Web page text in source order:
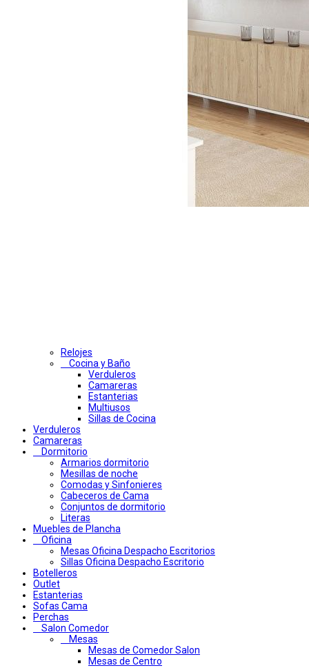
Relojes
Cocina y Baño
Verduleros
Camareras
Estanterias
Multiusos
Sillas de Cocina
Verduleros
Camareras
Dormitorio
Armarios dormitorio
Mesillas de noche
Comodas y Sinfonieres
Cabeceros de Cama
Conjuntos de dormitorio
Literas
Muebles de Plancha
Oficina
Mesas Oficina Despacho Escritorios
Sillas Oficina Despacho Escritorio
Botelleros
Outlet
Estanterias
Sofas Cama
Perchas
Salon Comedor
Mesas
Mesas de Comedor Salon
Mesas de Centro